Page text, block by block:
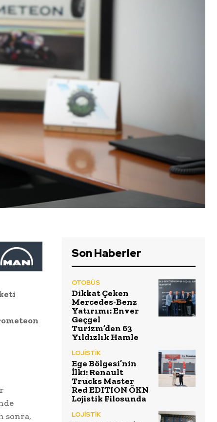
sonra,
Son Haberler
OTOBÜS
Dikkat Çeken
Mercedes-Benz
Yatırımı: Enver
Geçgel
Turizm’den 63
Yıldızlık Hamle
LOJİSTİK
Ege Bölgesi’nin
İlki: Renault
Trucks Master
Red EDITION ÖKN
Lojistik Filosunda
LOJİSTİK